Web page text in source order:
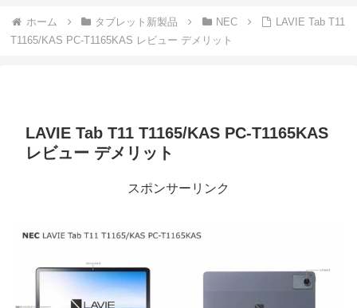
ホーム タブレット新製品 NEC
LAVIE Tab T11
T1165/KAS PC-T1165KAS レビュー デメリット
LAVIE Tab T11 T1165/KAS PC-T1165KAS
レビュー デメリット
スポンサーリンク